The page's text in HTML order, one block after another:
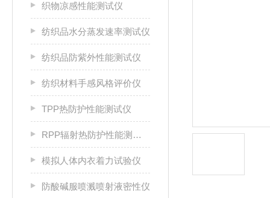
织物凉感性能测试仪
纺织品水分蒸发速率测试仪
纺织品防紫外性能测试仪
纺织材料手感风格评价仪
TPP热防护性能测试仪
RPP辐射热防护性能测试仪
模拟人体内衣着力试验仪
防酸碱服喷溅喷射液密性仪